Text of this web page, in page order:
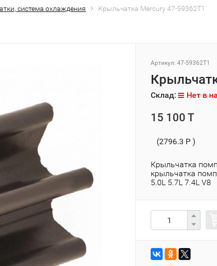
система охлаждения Крыльчатка Mercury 47-59362T1
Артикул: 47-59362T1
Склад: Нет в
15 100 T
(2796.3 P )
Крыльчатка
крыльчатка
5.0L 5.7L 7.4L V8